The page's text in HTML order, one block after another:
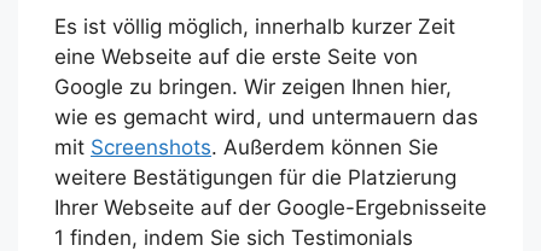
Es ist völlig möglich, innerhalb kurzer Zeit
eine Webseite auf die erste Seite von
Google zu bringen. Wir zeigen Ihnen hier,
wie es gemacht wird, und untermauern das
mit Screenshots. Außerdem können Sie
weitere Bestätigungen für die Platzierung
Ihrer Webseite auf der Google-Ergebnisseite
1 finden, indem Sie sich Testimonials